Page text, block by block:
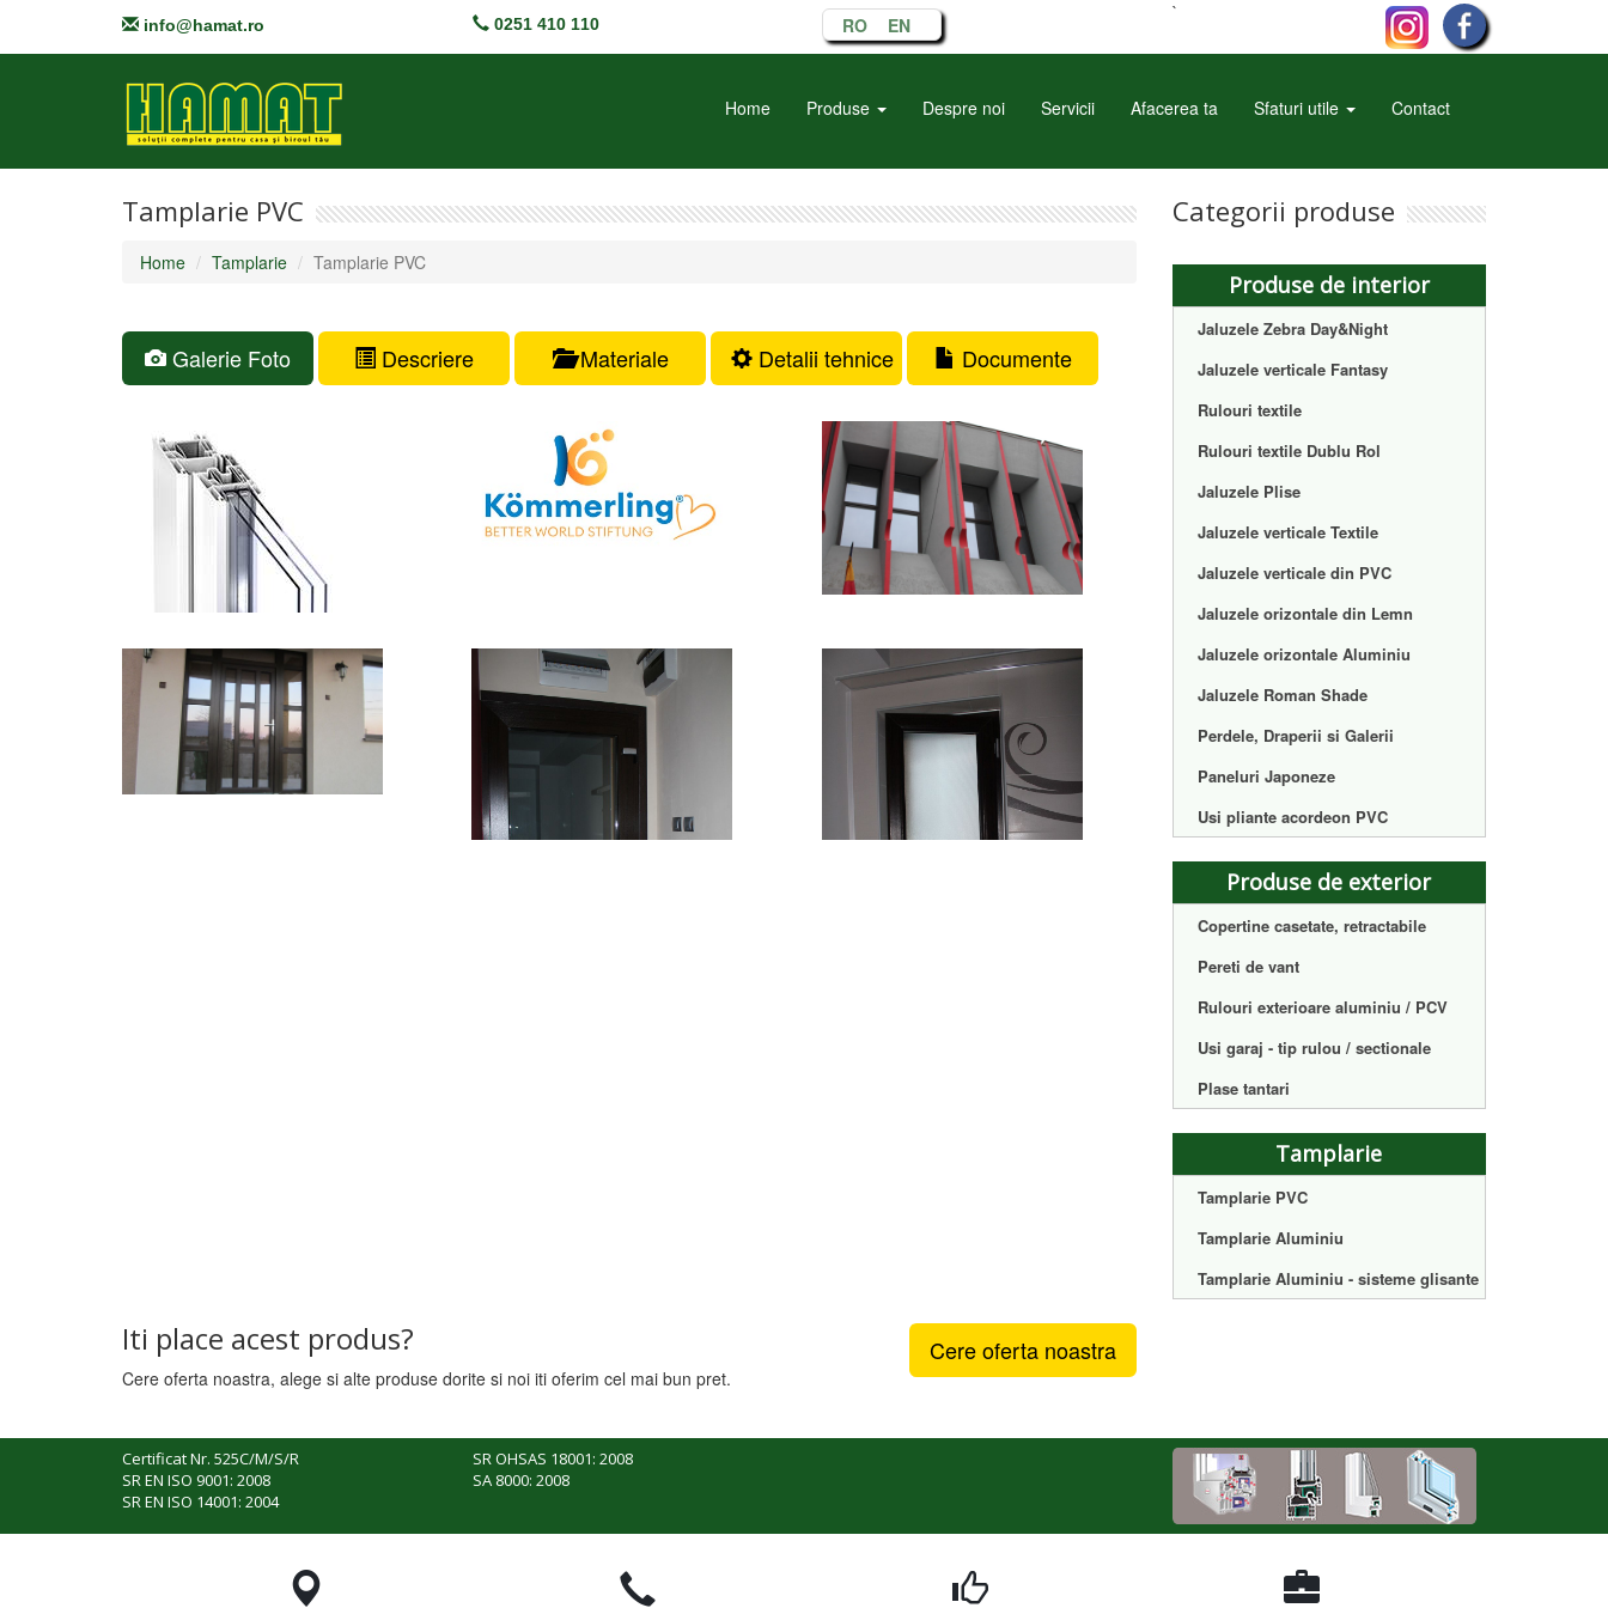
info@hamat.ro 0251 410 110 RO EN
`
Home Produse Despre noi Servicii Afacerea ta Sfaturi utile Contact
Tamplarie PVC
Home Tamplarie Tamplarie PVC
Galerie Foto Descriere Materiale Detalii tehnice Documente
Categorii produse
Produse de interior
Jaluzele Zebra Day&Night
Jaluzele verticale Fantasy
Rulouri textile
Rulouri textile Dublu Rol
Jaluzele Plise
Jaluzele verticale Textile
Jaluzele verticale din PVC
Jaluzele orizontale din Lemn
Jaluzele orizontale Aluminiu
Jaluzele Roman Shade
Perdele, Draperii si Galerii
Paneluri Japoneze
Usi pliante acordeon PVC
Produse de exterior
Copertine casetate, retractabile
Pereti de vant
Rulouri exterioare aluminiu / PCV
Usi garaj - tip rulou / sectionale
Plase tantari
Tamplarie
Tamplarie PVC
Tamplarie Aluminiu
Tamplarie Aluminiu - sisteme glisante
Iti place acest produs?
Cere oferta noastra, alege si alte produse dorite si noi iti oferim cel mai bun pret.
Cere oferta noastra
Certificat Nr. 525C/M/S/R
SR EN ISO 9001: 2008
SR EN ISO 14001: 2004
SR OHSAS 18001: 2008
SA 8000: 2008